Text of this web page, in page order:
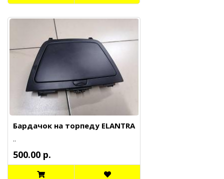
Бардачок на торпеду ELANTRA
..
500.00 р.